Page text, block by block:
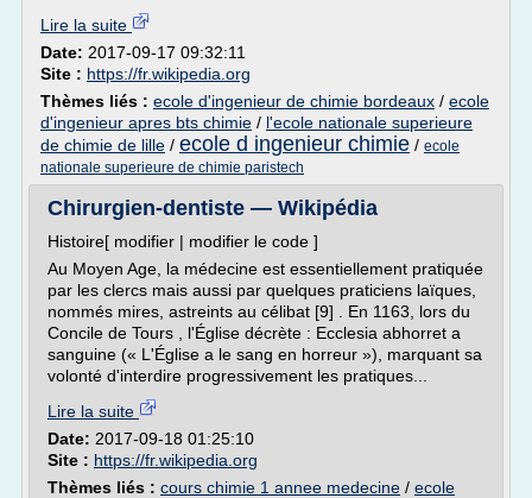
Lire la suite
Date: 2017-09-17 09:32:11
Site : https://fr.wikipedia.org
Thèmes liés : ecole d'ingenieur de chimie bordeaux / ecole
d'ingenieur apres bts chimie / l'ecole nationale superieure
de chimie de lille / ecole d ingenieur chimie / ecole
nationale superieure de chimie paristech
Chirurgien-dentiste — Wikipédia
Histoire[ modifier | modifier le code ]
Au Moyen Age, la médecine est essentiellement pratiquée
par les clercs mais aussi par quelques praticiens laïques,
nommés mires, astreints au célibat [9] . En 1163, lors du
Concile de Tours , l'Église décrète : Ecclesia abhorret a
sanguine (« L'Église a le sang en horreur »), marquant sa
volonté d'interdire progressivement les pratiques...
Lire la suite
Date: 2017-09-18 01:25:10
Site : https://fr.wikipedia.org
Thèmes liés : cours chimie 1 annee medecine / ecole